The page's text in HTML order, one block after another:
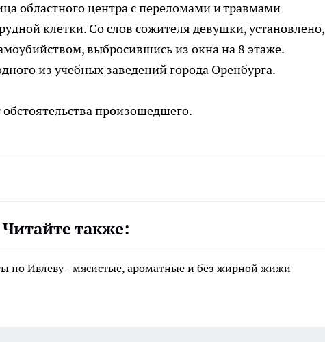
областного центра с переломами и травмами
клетки. Со слов сожителя девушки, установлено,
выбросившись из окна на 8 этаже.
из учебных заведений города Оренбурга.
произошедшего.
Читайте также:
по Ивлеву - мясистые, ароматные и без жирной жижи